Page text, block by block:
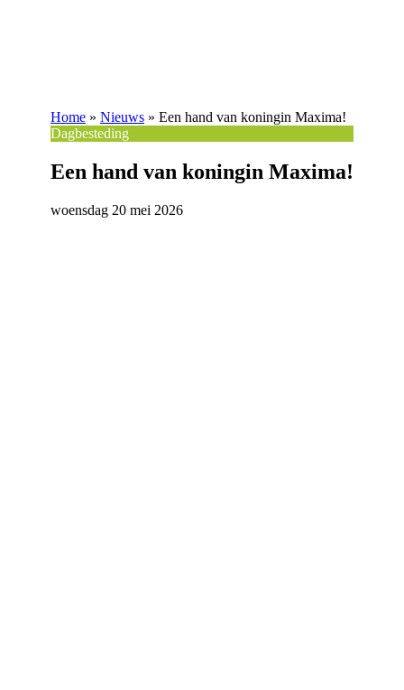
Home » Nieuws » Een hand van koningin Maxima!
Dagbesteding
Een hand van koningin Maxima!
woensdag 20 mei 2026